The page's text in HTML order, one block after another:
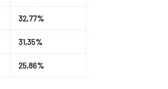
32,77%
31,35%
25,86%